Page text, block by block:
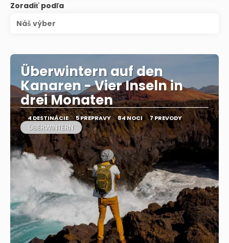
Zoradiť podľa
Náš výber
Überwintern auf den
Kanaren - Vier Inseln in
drei Monaten
4 DESTINÁCIE 5 PREPRAVY 84 NOCI 7 PREVODY
ÜBERWINTERN